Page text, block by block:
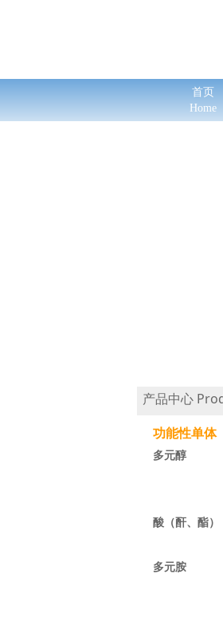
首页
Home
产品中心
功能性单体
多元醇 1,6-
1,5-戊二
2,2,4-三
酸（酐、
二羟甲
多元胺
间苯二